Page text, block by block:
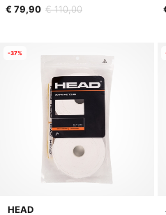
€ 79,90 € 110,00
HEAD
-37%